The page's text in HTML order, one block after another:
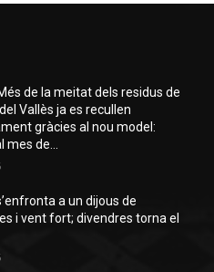
de la meitat dels residus de
Vallès ja es recullen
gràcies al nou model:
mes de...
a un dijous de
i vent fort; divendres torna el